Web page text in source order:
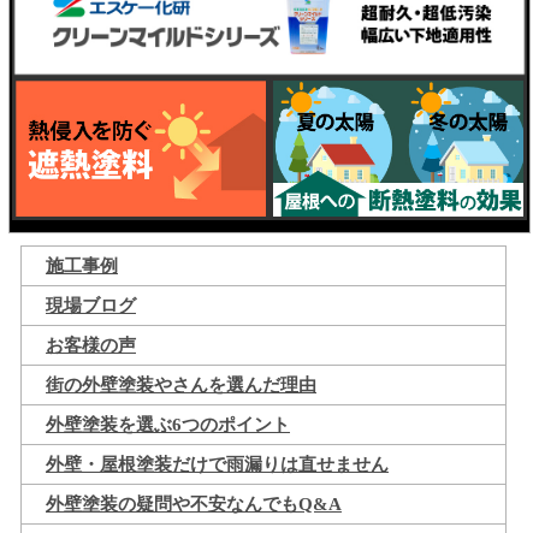
施工事例
現場ブログ
お客様の声
街の外壁塗装やさんを選んだ理由
外壁塗装を選ぶ6つのポイント
外壁・屋根塗装だけで雨漏りは直せません
外壁塗装の疑問や不安なんでもQ&A